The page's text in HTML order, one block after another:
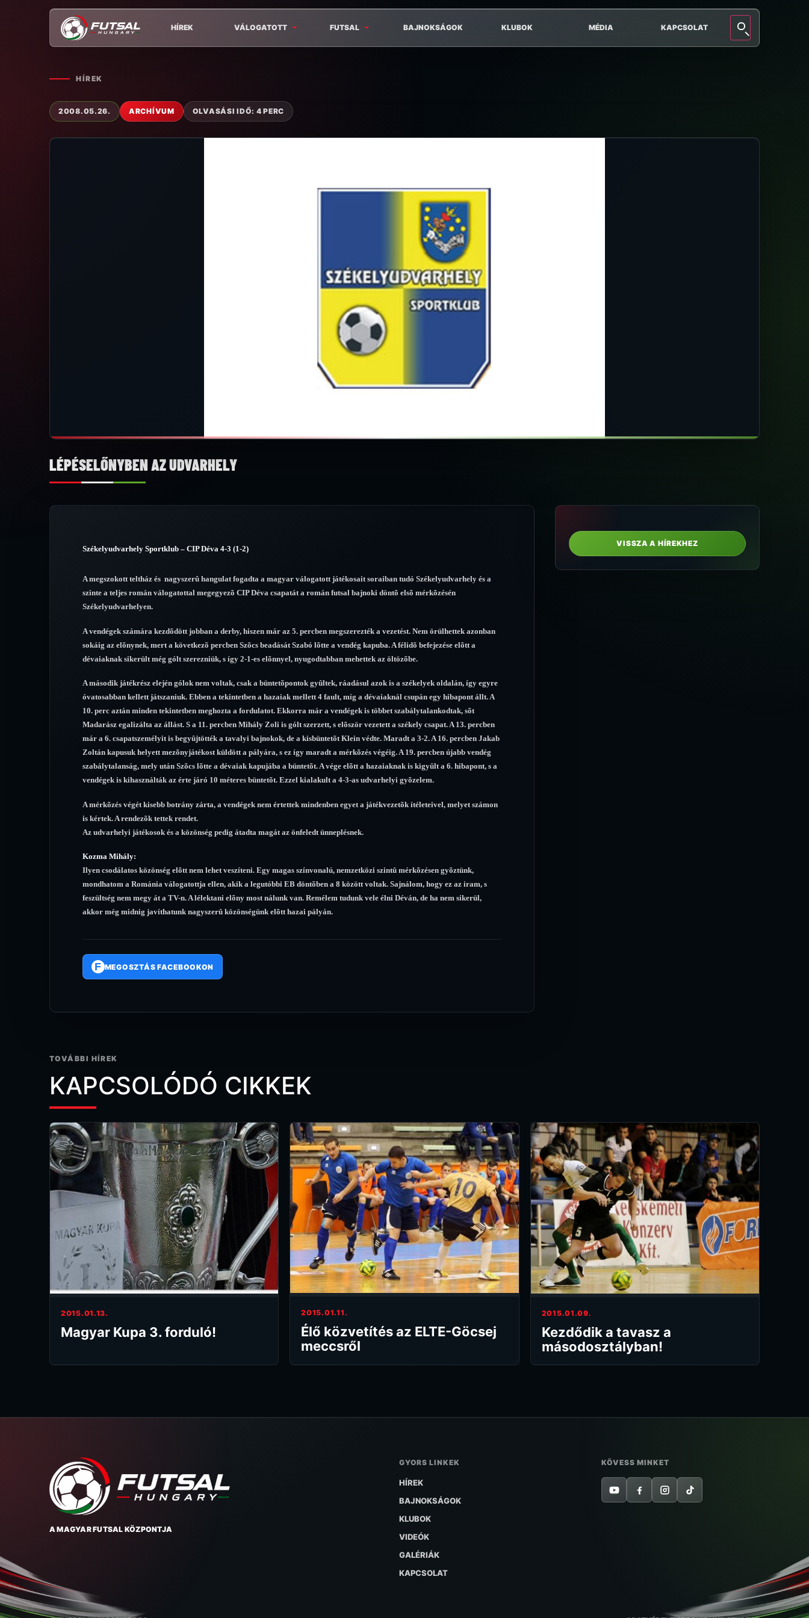
HÍREK VÁLOGATOTT FUTSAL BAJNOKSÁGOK KLUBOK MÉDIA KAPCSOLAT
HÍREK
2008.05.26. ARCHÍVUM OLVASÁSI IDŐ: 4 PERC
LÉPÉSELŐNYBEN AZ UDVARHELY
Székelyudvarhely Sportklub – CIP Déva 4-3 (1-2)
A megszokott teltház és nagyszerû hangulat fogadta a magyar válogatott játékosait soraiban tudó Székelyudvarhely és a
szinte a teljes román válogatottal megegyezõ CIP Déva csapatát a román futsal bajnoki döntõ elsõ mérkõzésén
Székelyudvarhelyen.
A vendégek számára kezdõdött jobban a derby, hiszen már az 5. percben megszerezték a vezetést. Nem örülhettek azonban
sokáig az elõnynek, mert a következõ percben Szõcs beadását Szabó lõtte a vendég kapuba. A félidõ befejezése elõtt a
dévaiaknak sikerült még gólt szerezniük, s így 2-1-es elõnnyel, nyugodtabban mehettek az öltözõbe.
A második játékrész elején gólok nem voltak, csak a büntetõpontok gyûltek, ráadásul azok is a székelyek oldalán, így egyre
óvatosabban kellett játszaniuk. Ebben a tekintetben a hazaiak mellett 4 fault, míg a dévaiaknál csupán egy hibapont állt. A
10. perc aztán minden tekintetben meghozta a fordulatot. Ekkorra már a vendégek is többet szabálytalankodtak, sõt
Madarász egalizálta az állást. S a 11. percben Mihály Zoli is gólt szerzett, s elõször vezetett a székely csapat. A 13. percben
már a 6. csapatszemélyit is begyûjtötték a tavalyi bajnokok, de a kisbüntetõt Klein védte. Maradt a 3-2. A 16. percben Jakab
Zoltán kapusuk helyett mezõnyjátékost küldött a pályára, s ez így maradt a mérkõzés végéig. A 19. percben újabb vendég
szabálytalanság, mely után Szõcs lõtte a dévaiak kapujába a büntetõt. A vége elõtt a hazaiaknak is kigyûlt a 6. hibapont, s a
vendégek is kihasználták az érte járó 10 méteres büntetõt. Ezzel kialakult a 4-3-as udvarhelyi gyõzelem.
A mérkõzés végét kisebb botrány zárta, a vendégek nem értettek mindenben egyet a játékvezetõk ítéleteivel, melyet számon
is kértek. A rendezõk tettek rendet.
Az udvarhelyi játékosok és a közönség pedig átadta magát az önfeledt ünneplésnek.
Kozma Mihály:
Ilyen csodálatos közönség elõtt nem lehet veszíteni. Egy magas színvonalú, nemzetközi szintû mérkõzésen gyõztünk,
mondhatom a Románia válogatottja ellen, akik a legutóbbi EB döntõben a 8 között voltak. Sajnálom, hogy ez az iram, s
feszültség nem megy át a TV-n. A lélektani elõny most nálunk van. Remélem tudunk vele élni Déván, de ha nem sikerül,
akkor még midnig javíthatunk nagyszerû közönségünk elõtt hazai pályán.
F MEGOSZTÁS FACEBOOKON
VISSZA A HÍREKHEZ
TOVÁBBI HÍREK
KAPCSOLÓDÓ CIKKEK
2015.01.13.
Magyar Kupa 3. forduló!
2015.01.11.
Élő közvetítés az ELTE-Göcsej
meccsről
2015.01.09.
Kezdődik a tavasz a
másodosztályban!
A MAGYAR FUTSAL KÖZPONTJA
GYORS LINKEK
HÍREK
BAJNOKSÁGOK
KLUBOK
VIDEÓK
GALÉRIÁK
KAPCSOLAT
KÖVESS MINKET